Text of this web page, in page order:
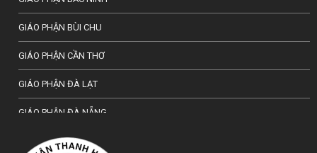
GIÁO PHẬN BÙI CHU
GIÁO PHẬN CẦN THƠ
GIÁO PHẬN ĐÀ LẠT
GIÁO PHẬN ĐÀ NẴNG
TỔNG GIÁO PHẬN HÀ NỘI